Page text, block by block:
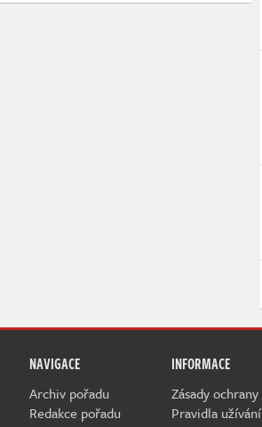
NAVIGACE
Archiv pořadu
Redakce pořadu
INFORMACE
Zásady ochrany
Pravidla užívání